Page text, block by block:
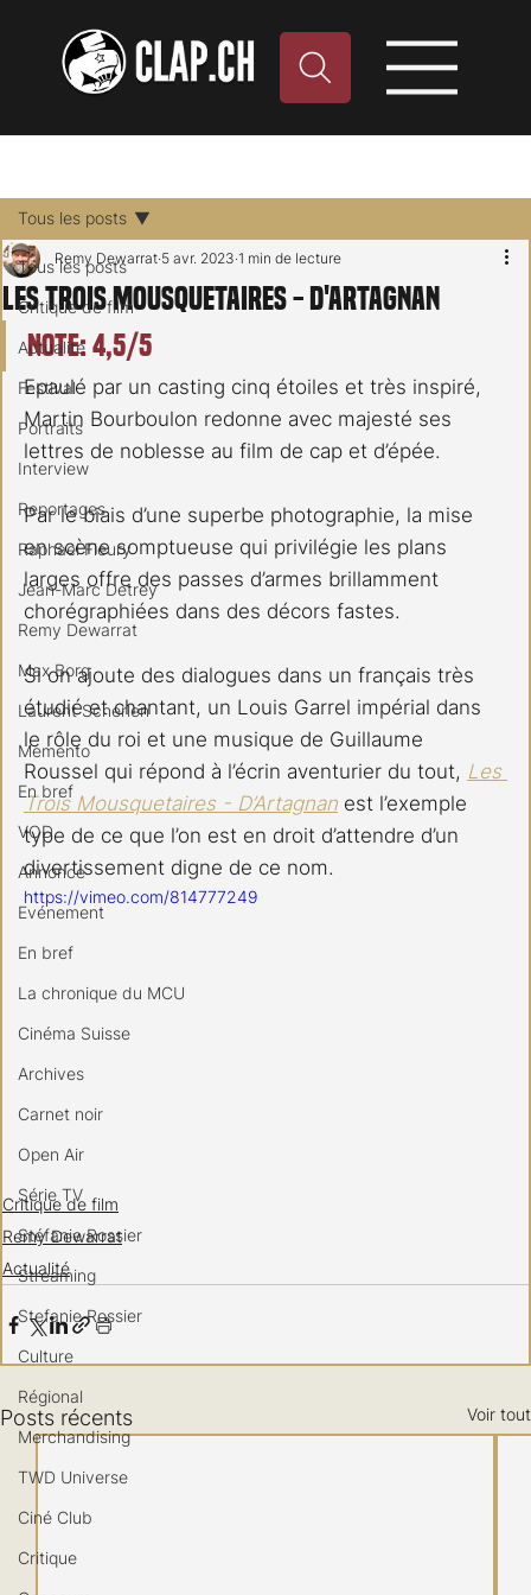
Tous les posts
Critique de film
Actualité
Festival
Portraits
Interview
Reportages
Raphael Fleury
Jean-Marc Detrey
Remy Dewarrat
Max Borg
Laurent Scherlen
Memento
En bref
VOD
Annonce
Evénement
En bref
La chronique du MCU
Cinéma Suisse
Archives
Carnet noir
Open Air
Série TV
Stéfanie Rossier
Streaming
Stefanie Rossier
Culture
Régional
Merchandising
TWD Universe
Ciné Club
Critique
Tous les posts
Les Trois Mousquetaires - D'Artagnan
Remy Dewarrat 5 avr. 2023 1 min de lecture
Note: 4,5/5
Epaulé par un casting cinq étoiles et très inspiré,
Martin Bourboulon redonne avec majesté ses
lettres de noblesse au film de cap et d’épée.
Par le biais d’une superbe photographie, la mise
en scène somptueuse qui privilégie les plans
larges offre des passes d’armes brillamment
chorégraphiées dans des décors fastes.
Si on ajoute des dialogues dans un français très
étudié et chantant, un Louis Garrel impérial dans
le rôle du roi et une musique de Guillaume
Roussel qui répond à l’écrin aventurier du tout, Les
Trois Mousquetaires - D’Artagnan est l’exemple
type de ce que l’on est en droit d’attendre d’un
divertissement digne de ce nom.
https://vimeo.com/814777249
Critique de film
Remy Dewarrat
Actualité
Posts récents Voir tout